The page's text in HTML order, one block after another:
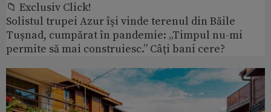
📁 Exclusiv Click!
Solistul trupei Azur își vinde terenul din Băile
Tușnad, cumpărat în pandemie: „Timpul nu-mi
permite să mai construiesc.” Câți bani cere?